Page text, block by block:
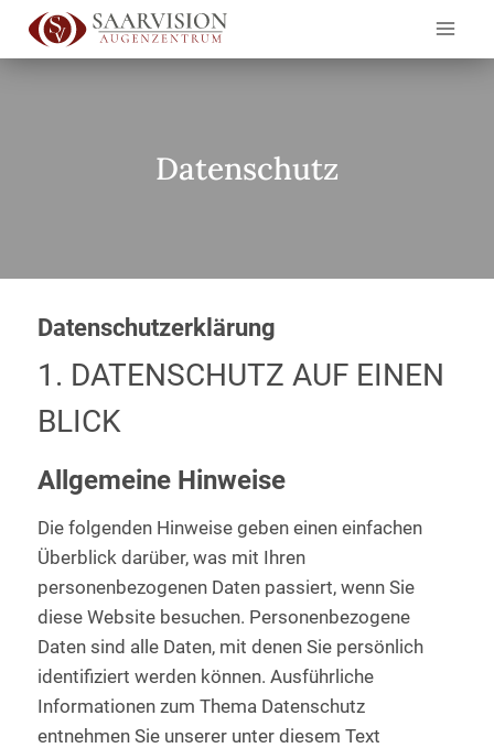
Zum
Inhalt
Datenschutz
Datenschutz­erklärung
1. DATENSCHUTZ AUF EINEN
BLICK
Allgemeine Hinweise
Die folgenden Hinweise geben einen einfachen
Überblick darüber, was mit Ihren
personenbezogenen Daten passiert, wenn Sie
diese Website besuchen. Personenbezogene
Daten sind alle Daten, mit denen Sie persönlich
identifiziert werden können. Ausführliche
Informationen zum Thema Datenschutz
entnehmen Sie unserer unter diesem Text